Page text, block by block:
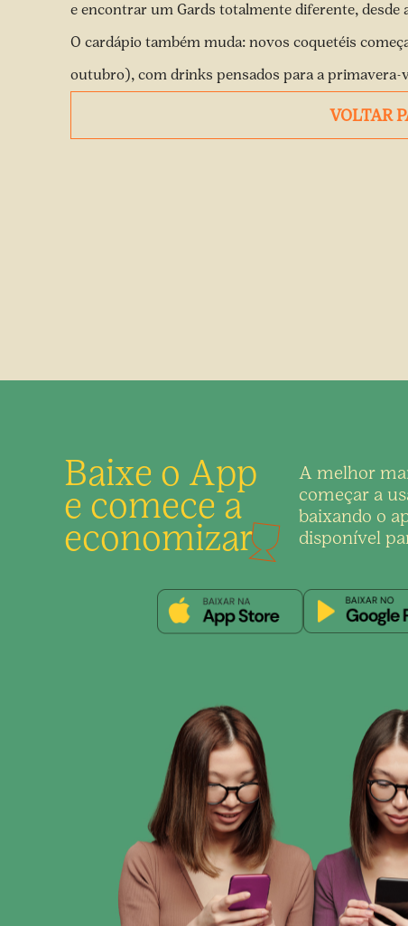
e encontrar um Gards totalmente diferente,
O cardápio também muda: novos coquetéis
outubro), com drinks pensados para a primavera-
VOLTAR
Baixe o App
e comece a
economizar
A melhor
começar a
baixando o
disponível